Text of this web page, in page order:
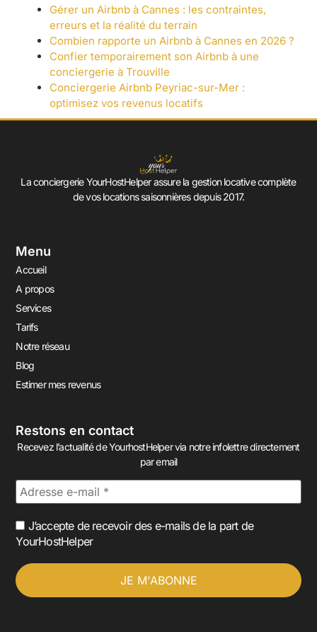
Gérer un Airbnb à Cannes : les contraintes,
erreurs et la réalité du terrain
Combien rapporte un Airbnb à Cannes en 2026 ?
Confier temporairement son Airbnb à une
conciergerie à Trouville
Conciergerie Airbnb Peyriac-sur-Mer :
optimisez vos revenus locatifs
La conciergerie YourHostHelper assure la gestion locative complète
de vos locations saisonnières depuis 2017.
Menu
Accueil
A propos
Services
Tarifs
Notre réseau
Blog
Estimer mes revenus
Restons en contact
Recevez l’actualité de YourhostHelper via notre infolettre directement
par email
J’accepte de recevoir des e-mails de la part de
YourHostHelper